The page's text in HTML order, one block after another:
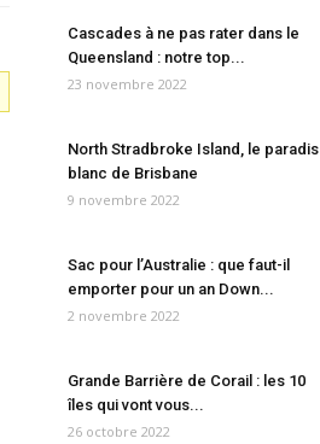
Cascades à ne pas rater dans le
Queensland : notre top...
23 novembre 2022
North Stradbroke Island, le paradis
blanc de Brisbane
9 novembre 2022
Sac pour l’Australie : que faut-il
emporter pour un an Down...
2 novembre 2022
Grande Barrière de Corail : les 10
îles qui vont vous...
26 octobre 2022